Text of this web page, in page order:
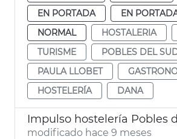
EN PORTADA
EN
NORMAL
HOSTALERIA
TURISME
POBLES DEL
PAULA LLOBET
HOSTELERÍA
DANA
Impulso hostelería Pobles
modificado hace 9 meses